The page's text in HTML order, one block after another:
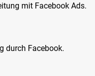
mit Facebook Ads.
durch Facebook.